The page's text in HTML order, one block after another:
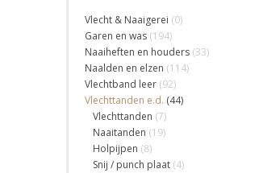
Vlecht & Naaigerei (0)
Garen en was (194)
Naaiheften en houders (33)
Naalden en elzen (114)
Vlechtband leer (92)
Vlechttanden e.d. (44)
Vlechttanden (7)
Naaitanden (19)
Holpijpen (8)
Snij / punch plaat (4)